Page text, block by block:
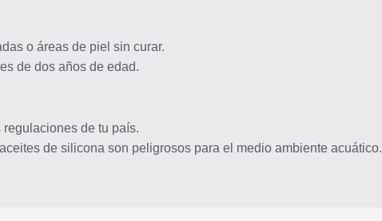
o áreas de piel sin curar.
de dos años de edad.
de tu país.
de silicona son peligrosos para el medio ambiente acuático.